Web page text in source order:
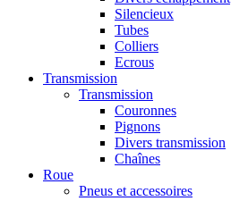
Silencieux
Tubes
Colliers
Ecrous
Transmission
Transmission
Couronnes
Pignons
Divers transmission
Chaînes
Roue
Pneus et accessoires